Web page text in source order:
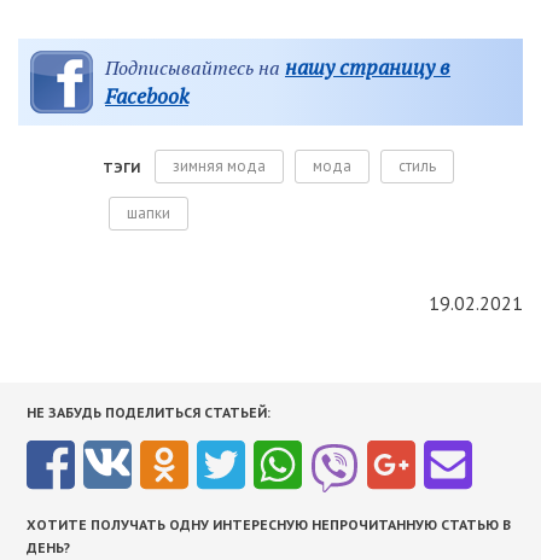
Подписывайтесь на нашу страницу в
Facebook
ТЭГИ зимняя мода мода стиль
шапки
19.02.2021
НЕ ЗАБУДЬ ПОДЕЛИТЬСЯ СТАТЬЕЙ:
ХОТИТЕ ПОЛУЧАТЬ ОДНУ ИНТЕРЕСНУЮ НЕПРОЧИТАННУЮ СТАТЬЮ В
ДЕНЬ?